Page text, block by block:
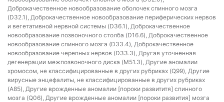
Доброкачественное новообразование оболочек спинного мозга
(D32.1), Доброкачественное новообразование периферических нервов
и вегетативной нервной системы (D36.1), Доброкачественное
новообразование позвоночного столба (D16.6), Доброкачественное
новообразование спинного мозга (D33.4), Доброкачественное
новообразование черепных нервов (D33.3), Другая уточненная
дегенерации межпозвоночного диска (M51.3), Другие аномалии
хромосом, не классифицированные в других рубриках (Q99), Другие
вирусные энцефалиты, не классифицированные в других рубриках
(A85), Другие врожденные аномалии [пороки развититя] спинного
мозга (Q06), Другие врожденные аномалии [пороки развития] мозга